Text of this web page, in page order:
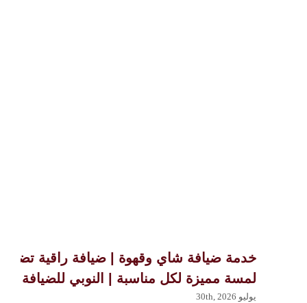
خدمة ضيافة شاي وقهوة | ضيافة راقية تضيف
لمسة مميزة لكل مناسبة | النوبي للضيافة
يوليو 30th, 2026